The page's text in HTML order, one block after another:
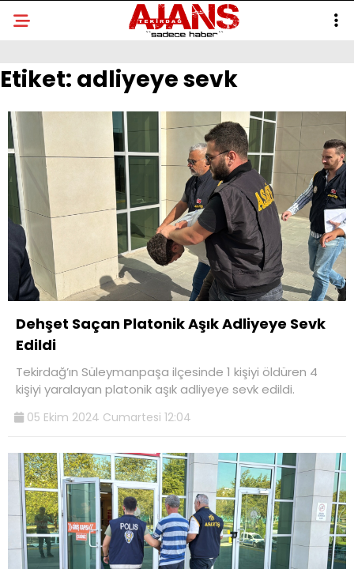
Etiket: adliyeye sevk
Dehşet Saçan Platonik Aşık Adliyeye Sevk
Edildi
Tekirdağ’ın Süleymanpaşa ilçesinde 1 kişiyi öldüren 4
kişiyi yaralayan platonik aşık adliyeye sevk edildi.
05 Ekim 2024 Cumartesi 12:04